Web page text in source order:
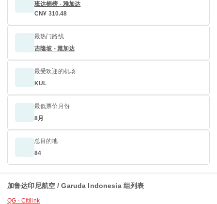
班达楠榜 - 雅加达
CN¥ 310.48
最热门路线
吉隆坡 - 雅加达
最受欢迎的机场
KUL
最低票价月份
8月
总目的地
84
加鲁达印尼航空 / Garuda Indonesia 组列表
QG - Citilink